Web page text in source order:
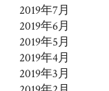
2019年7月
2019年6月
2019年5月
2019年4月
2019年3月